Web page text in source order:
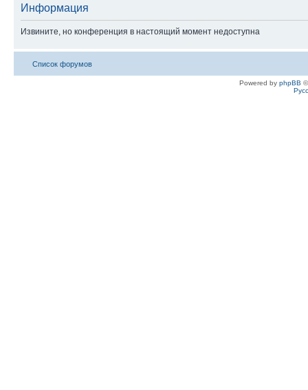
Информация
Извините, но конференция в настоящий момент недоступна
Список форумов
Powered by phpBB